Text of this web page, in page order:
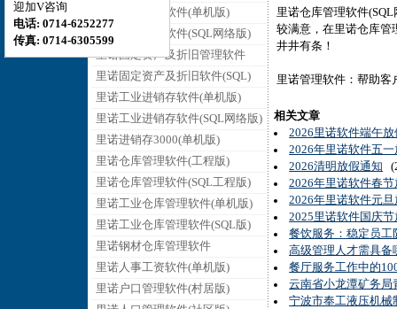
里诺采购管理软件(单机版)
里诺采购管理软件(SQL网络版)
里诺固定资产及折旧管理软件
里诺固定资产及折旧软件(SQL)
里诺工业进销存软件(单机版)
里诺工业进销存软件(SQL网络版)
里诺进销存3000(单机版)
里诺仓库管理软件(工程版)
里诺仓库管理软件(SQL工程版)
里诺工业仓库管理软件(单机版)
里诺工业仓库管理软件(SQL版)
里诺钢材仓库管理软件
里诺人事工资软件(单机版)
里诺户口管理软件(村居版)
里诺仓库管理软件
较满意，在里诺仓库管
井井有条！
里诺管理软件：帮助客
相关文章
2026里诺软件端午
2026年里诺软件五
2026清明放假通知
2026年里诺软件春
2026年里诺软件元
2025里诺软件国庆
餐饮服务：稳定员工
高级管理人才需具备
餐厅服务工作中的
云南省小龙潭矿务局
宁波市奉工液压机械
迎加V咨询
电话: 0714-6252277
传真: 0714-6305599